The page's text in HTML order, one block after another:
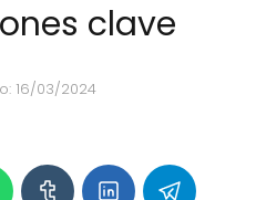
clave
16/03/2024